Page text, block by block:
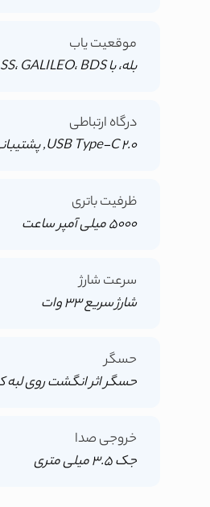
موقعیت یاب
بله، با A-GPS، GLONASS، GALILEO، BDS
درگاه ارتباطی
USB Type-C 2.0, پشتیبانی از OTG
ظرفیت باتری
5000 میلی آمپر ساعت
سرعت شارژ
شارژ سریع 33 وات
حسگر
حسگر اثر انگشت روی
خروجی صدا
جک 3.5 میلی متری